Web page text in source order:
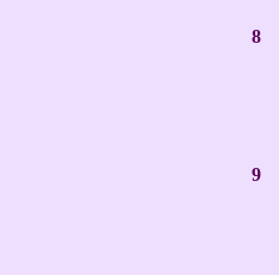
8
9